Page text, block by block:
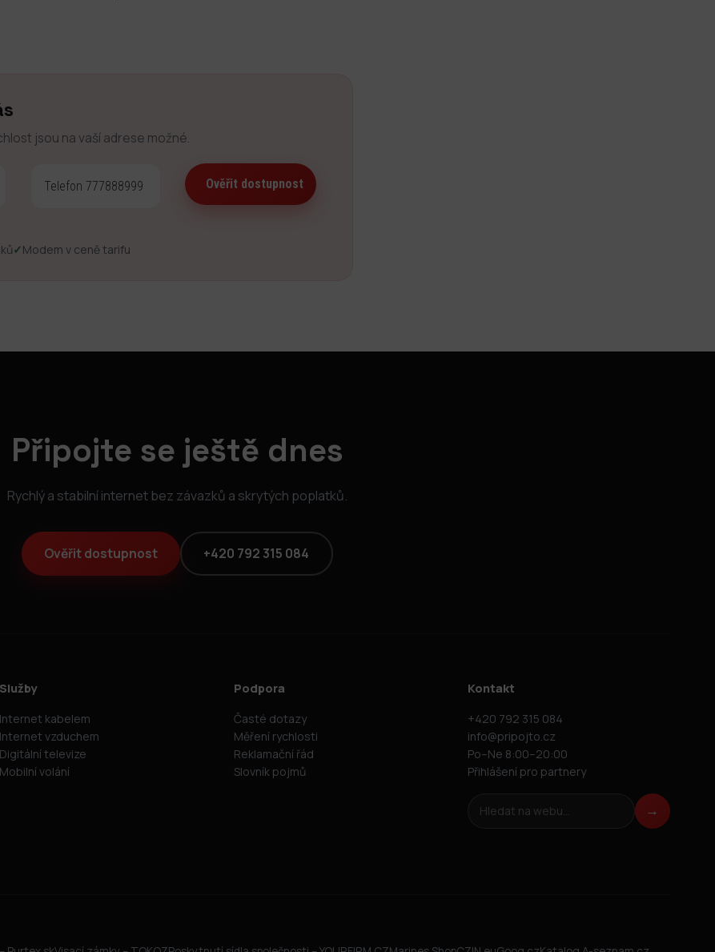
jsou na vaší adrese možné.
✓Modem v ceně tarifu
Připojte se ještě dnes
Rychlý a stabilní internet bez závazků a skrytých poplatků.
Ověřit dostupnost +420 792 315 084
Služby
Internet kabelem
Internet vzduchem
Digitální televize
Mobilní volání
Podpora
Časté dotazy
Měření rychlosti
Reklamační řád
Slovník pojmů
Kontakt
+420 792 315 084
info@pripojto.cz
Po–Ne 8:00–20:00
Přihlášení pro partnery
Hledat na webu →